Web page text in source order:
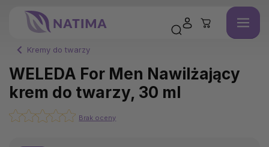
Kremy do twarzy
WELEDA For Men Nawilżający
krem do twarzy, 30 ml
Brak oceny